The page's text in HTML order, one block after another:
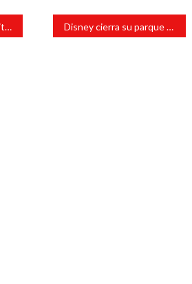
Disney cierra su parque temático en California por Coronavirus